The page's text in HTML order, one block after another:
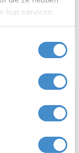
hun services.